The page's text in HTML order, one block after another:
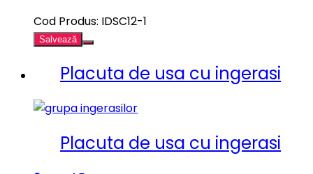
Cod Produs: IDSC12-1
Salvează
Placuta de usa cu ingerasi
Placuta de usa cu ingerasi